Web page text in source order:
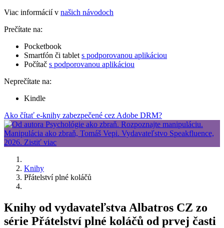
Viac informácií v našich návodoch
Prečítate na:
Pocketbook
Smartfón či tablet s podporovanou aplikáciou
Počítač s podporovanou aplikáciou
Neprečítate na:
Kindle
Ako čítať e-knihy zabezpečené cez Adobe DRM?
Knihy
Přátelství plné koláčů
Knihy od vydavateľstva Albatros CZ zo
série Přátelství plné koláčů od prvej časti